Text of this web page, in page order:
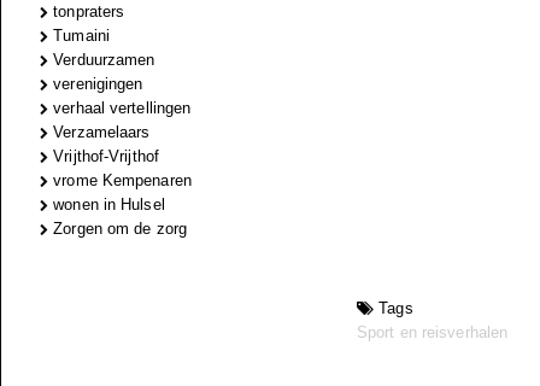
tonpraters
Tumaini
Verduurzamen
verenigingen
verhaal vertellingen
Verzamelaars
Vrijthof-Vrijthof
vrome Kempenaren
wonen in Hulsel
Zorgen om de zorg
Tags
Sport en reisverhalen